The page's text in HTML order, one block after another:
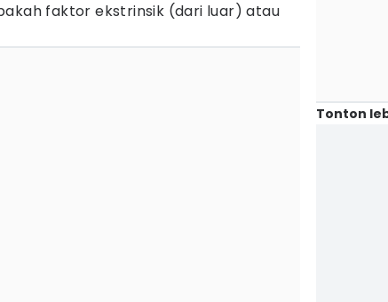
faktor ekstrinsik (dari luar) atau
Tonton